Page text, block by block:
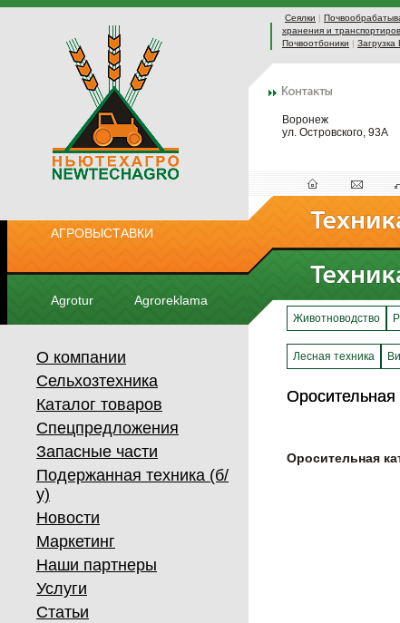
Сеялки |
хранения и
Почвоотбоники | Загрузка
Воронеж
ул. Островского, 93А
АГРОВЫСТАВКИ
Agrotur Agroreklama
О компании
Сельхозтехника
Каталог товаров
Спецпредложения
Запасные части
Подержанная техника (б/
у)
Новости
Маркетинг
Наши партнеры
Услуги
Статьи
Животноводство
Лесная техника
Оросительная
Оросительная
Оросительная